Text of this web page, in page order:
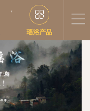
/
瑶浴产品